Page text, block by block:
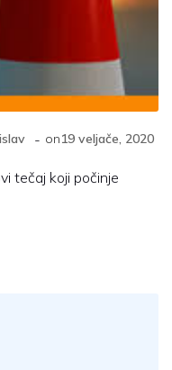
- on19 veljače, 2020
tečaj koji počinje